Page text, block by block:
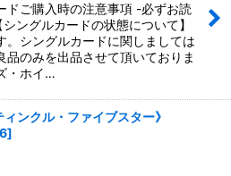
ドご購入時の注意事項 -必ずお読
ングルカードの状態について】
。シングルカードに関しましては
品のみを出品させて頂いておりま
・ホイ…
ィンクル・ファイブスター》
]